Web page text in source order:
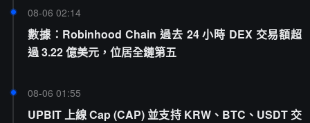
08-06 02:14
數據：Robinhood Chain 過去 24 小時 DEX 交易額超
過 3.22 億美元，位居全鏈第五
08-06 01:55
UPBIT 上線 Cap (CAP) 並支持 KRW、BTC、USDT 交